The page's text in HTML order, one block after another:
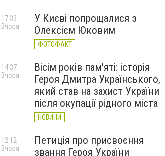
У Києві попрощалися з
Олексієм Юковим
ФОТОФАКТ
17:33
Вчора
Вісім років пам'яті: історія
Героя Дмитра Українського,
який став на захист України
після окупації рідного міста
НОВИНИ
14:37
Вчора
Петиція про присвоєння
звання Героя України
12:12
Вчора